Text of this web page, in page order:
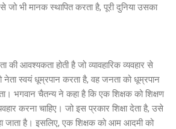
जो भी मानक स्थापित करता है, पूरी दुनिया उसका
आवश्यकता होती है जो व्यावहारिक व्यवहार से
स्वयं धूम्रपान करता है, वह जनता को धूम्रपान
भगवान चैतन्य ने कहा है कि एक शिक्षक को शिक्षण
करना चाहिए। जो इस प्रकार शिक्षा देता है, उसे
जाता है। इसलिए, एक शिक्षक को आम आदमी को